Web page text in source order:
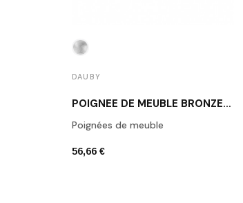
DAUBY
POIGNÉE DE MEUBLE BRONZE BLANC DAUBY PMCRO-128 WBS
Poignées de meuble
56,66 €